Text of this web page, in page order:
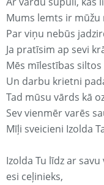
Mums lemts ir mūžu
Par viņu nebūs
Ja pratīsim ap sevi
Mēs mīlestības
Un darbu krietni
Tad mūsu vārds kā
Sev vienmēr varēs
Mīļi sveicieni Izolda
Izolda Tu līdz ar
esi ceļinieks,